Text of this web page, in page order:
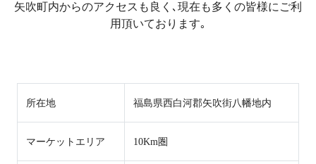
矢吹町内からのアクセスも良く､現在も多くの皆様にご利
用頂いております｡
所在地 福島県西白河郡矢吹街八幡地内
マーケットエリア 10Km圏